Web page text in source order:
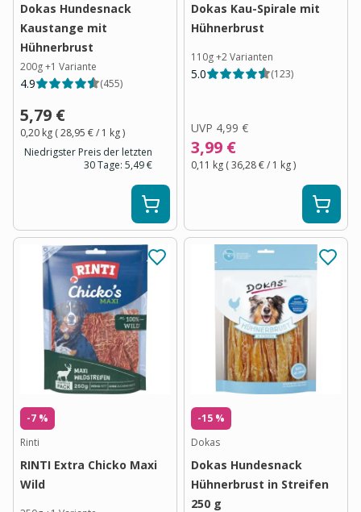
Dokas Hundesnack
Kaustange mit
Hühnerbrust
200g+1 Variante
4.9 (455)
5,79 €
0,20 kg (28,95 €/ 1 kg)
Niedrigster Preis der letzten
30 Tage: 5,49 €
Dokas Kau-Spirale mit
Hühnerbrust
110g+2Varianten
5.0 (123)
UVP 4,99 €
3,99 €
0,11 kg (36,28 €/ 1 kg)
-7 %
Rinti
RINTI Extra Chicko Maxi
Wild
-15 %
Dokas
Dokas Hundesnack
Hühnerbrust in Streifen
250 g